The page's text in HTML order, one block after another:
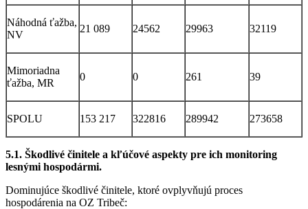
Náhodná ťažba,
NV
21 089 24562 29963 32119
Mimoriadna
ťažba, MR
0 0 261 39
SPOLU 153 217 322816 289942 273658
5.1. Škodlivé činitele a kľúčové aspekty pre ich monitoring
lesnými hospodármi.
Dominujúce škodlivé činitele, ktoré ovplyvňujú proces
hospodárenia na OZ Tribeč: